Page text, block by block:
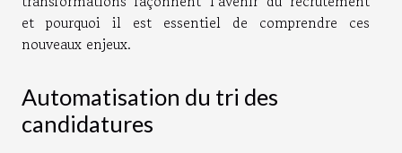
et pourquoi il est essentiel de comprendre ces
nouveaux enjeux.
Automatisation du tri des
candidatures